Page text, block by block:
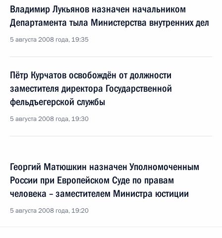
Владимир Лукьянов назначен начальником
Департамента тыла Министерства внутренних дел
5 августа 2008 года, 19:35
Пётр Курчатов освобождён от должности
заместителя директора Государственной
фельдъегерской службы
5 августа 2008 года, 19:30
Георгий Матюшкин назначен Уполномоченным
России при Европейском Суде по правам
человека – заместителем Министра юстиции
5 августа 2008 года, 19:20